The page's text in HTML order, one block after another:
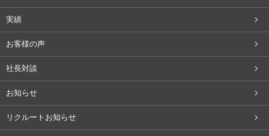
実績
お客様の声
社長対談
お知らせ
リクルートお知らせ